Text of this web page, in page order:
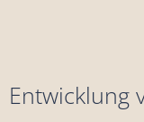
Entwicklung